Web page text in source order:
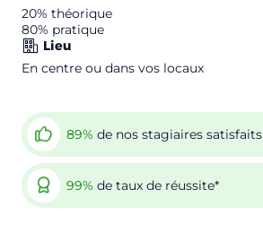
20% théorique
80% pratique
Lieu
En centre ou dans vos locaux
89% de nos stagiaires satisfaits
99% de taux de réussite*